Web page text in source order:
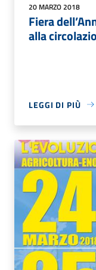
20 MARZO 2018
Fiera
alla
LEGGI DI PIÙ